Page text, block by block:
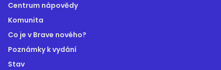
Centrum nápovědy
Komunita
Co je v Brave nového?
Poznámky k vydání
Stav